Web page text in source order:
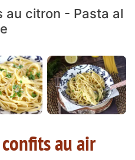
au citron - Pasta al
au air